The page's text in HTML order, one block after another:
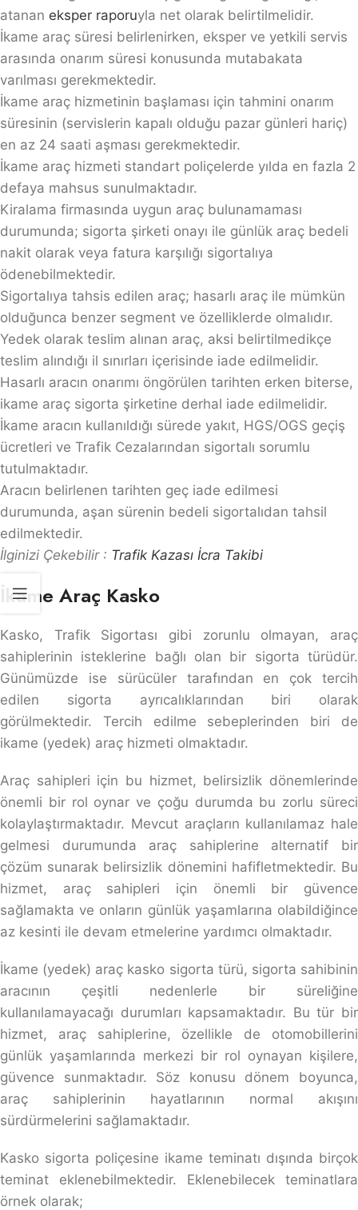
atanan eksper raporuyla net olarak belirtilmelidir.
İkame araç süresi belirlenirken, eksper ve yetkili servis
arasında onarım süresi konusunda mutabakata
varılması gerekmektedir.
İkame araç hizmetinin başlaması için tahmini onarım
süresinin (servislerin kapalı olduğu pazar günleri hariç)
en az 24 saati aşması gerekmektedir.
İkame araç hizmeti standart poliçelerde yılda en fazla 2
defaya mahsus sunulmaktadır.
Kiralama firmasında uygun araç bulunamaması
durumunda; sigorta şirketi onayı ile günlük araç bedeli
nakit olarak veya fatura karşılığı sigortalıya
ödenebilmektedir.
Sigortalıya tahsis edilen araç; hasarlı araç ile mümkün
olduğunca benzer segment ve özelliklerde olmalıdır.
Yedek olarak teslim alınan araç, aksi belirtilmedikçe
teslim alındığı il sınırları içerisinde iade edilmelidir.
Hasarlı aracın onarımı öngörülen tarihten erken biterse,
ikame araç sigorta şirketine derhal iade edilmelidir.
İkame aracın kullanıldığı sürede yakıt, HGS/OGS geçiş
ücretleri ve Trafik Cezalarından sigortalı sorumlu
tutulmaktadır.
Aracın belirlenen tarihten geç iade edilmesi
durumunda, aşan sürenin bedeli sigortalıdan tahsil
edilmektedir.
İlginizi Çekebilir : Trafik Kazası İcra Takibi
İkame Araç Kasko
Kasko, Trafik Sigortası gibi zorunlu olmayan, araç
sahiplerinin isteklerine bağlı olan bir sigorta türüdür.
Günümüzde ise sürücüler tarafından en çok tercih
edilen sigorta ayrıcalıklarından biri olarak
görülmektedir. Tercih edilme sebeplerinden biri de
ikame (yedek) araç hizmeti olmaktadır.
Araç sahipleri için bu hizmet, belirsizlik dönemlerinde
önemli bir rol oynar ve çoğu durumda bu zorlu süreci
kolaylaştırmaktadır. Mevcut araçların kullanılamaz hale
gelmesi durumunda araç sahiplerine alternatif bir
çözüm sunarak belirsizlik dönemini hafifletmektedir. Bu
hizmet, araç sahipleri için önemli bir güvence
sağlamakta ve onların günlük yaşamlarına olabildiğince
az kesinti ile devam etmelerine yardımcı olmaktadır.
İkame (yedek) araç kasko sigorta türü, sigorta sahibinin
aracının çeşitli nedenlerle bir süreliğine
kullanılamayacağı durumları kapsamaktadır. Bu tür bir
hizmet, araç sahiplerine, özellikle de otomobillerini
günlük yaşamlarında merkezi bir rol oynayan kişilere,
güvence sunmaktadır. Söz konusu dönem boyunca,
araç sahiplerinin hayatlarının normal akışını
sürdürmelerini sağlamaktadır.
Kasko sigorta poliçesine ikame teminatı dışında birçok
teminat eklenebilmektedir. Eklenebilecek teminatlara
örnek olarak;